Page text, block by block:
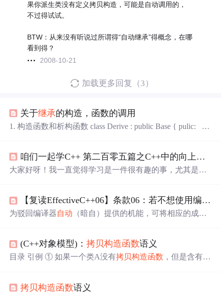
果你派生类没有定义拷贝构造，可能是自动调用的，
不过得试试。
BTW：从来没有听说过所谓得“自动继承”得概念，在哪
看到得？
2008-10-21
加载更多回复（3）
关于继承的构造，函数的调用
1. 构造函数和析构函数 class Derive : public Base { pulic:
毁则相反。 2.继承 的函数调用 公共财产的继承 ，编译器
会先在Deri
咱们一起学C++ 第二百零五篇之C++中的向上类型转换与
大家好呀！我一直觉得学习是一件很有趣的事，尤其是像
家一起分享一下C++中的向上类型转换与拷贝构造函数，
咱们一起学习进步！
【复读EffectiveC++06】条款06：若不想使用编译器
为驳回编译器自动 （暗自）提供的机能，可将相应的成员
(C++对象模型)：拷贝构造函数语义
目录 引例 ① 如果一个类A没有拷贝构造函数 ，但是含有一
就会为类A合成一个拷贝构造函数
拷贝构造函数语义